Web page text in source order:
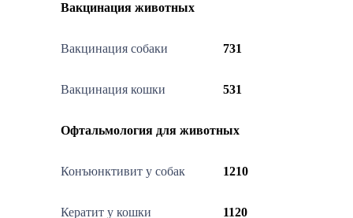
Вакцинация животных
Вакцинация собаки 731
Вакцинация кошки 531
Офтальмология для животных
Конъюнктивит у собак 1210
Кератит у кошки 1120